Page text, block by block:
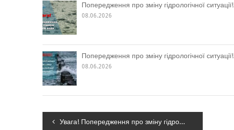
Попередження про зміну гідрологічної ситуації!
08.06.2026
Попередження про зміну гідрологічної ситуації!
08.06.2026
Навігація
Увага! Попередження про зміну гідрологічної ситуації!